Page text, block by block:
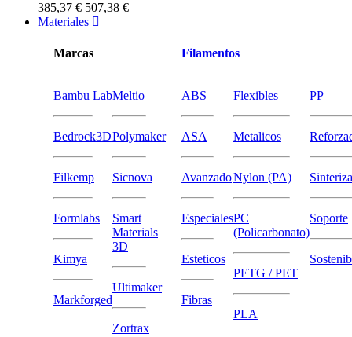
385,37 € 507,38 €
Materiales
Marcas
Bambu Lab
Bedrock3D
Filkemp
Formlabs
Kimya
Markforged
Meltio
Polymaker
Sicnova
Smart
Materials
3D
Ultimaker
Zortrax
Filamentos
ABS
ASA
Avanzado
Especiales
Esteticos
Fibras
Flexibles
Metalicos
Nylon (PA)
PC
(Policarbonato)
PETG / PET
PLA
PP
Soporte